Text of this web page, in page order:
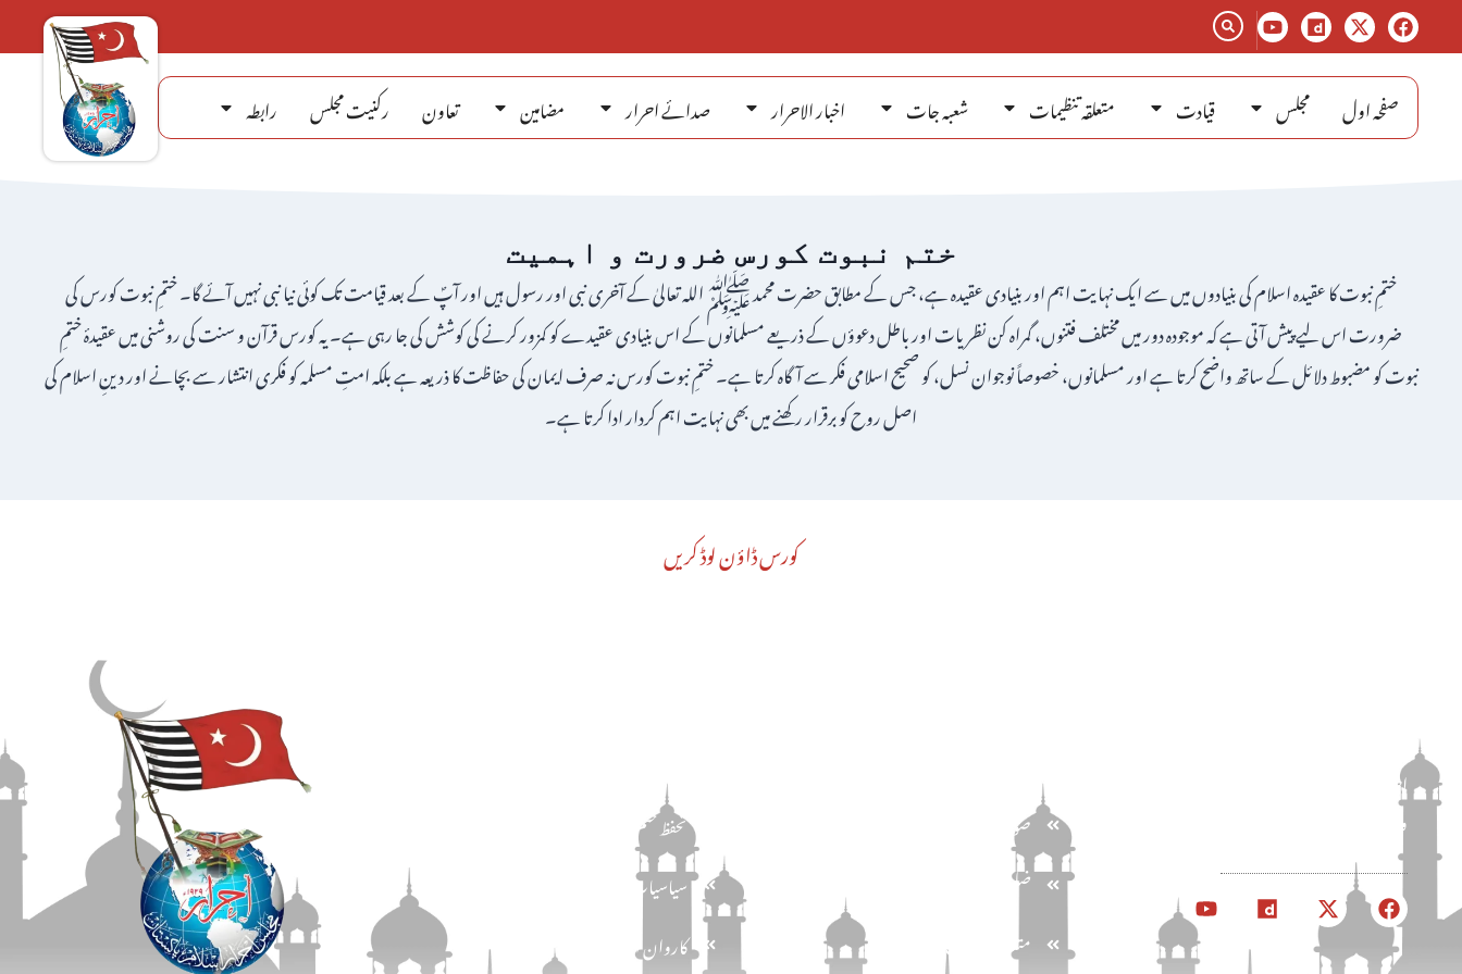
صفحہ اول مجلس قیادت متعلقہ تنظیمات شعبہ جات اخبار الاحرار صدائے احرار مضامین تعاون رکنیت مجلس رابطہ
ختم نبوت کورس ضرورت و اہمیت
ختمِ نبوت کا عقیدہ اسلام کی بنیادوں میں سے ایک نہایت اہم اور بنیادی عقیدہ ہے، جس کے مطابق حضرت محمد ﷺ اللہ تعالیٰ کے آخری نبی اور رسول ہیں اور آپؐ کے بعد قیامت تک کوئی نیا نبی نہیں آئے گا۔ ختمِ نبوت کورس کی
ضرورت اس لیے پیش آتی ہے کہ موجودہ دور میں مختلف فتنوں، گمراہ کن نظریات اور باطل دعوؤں کے ذریعے مسلمانوں کے اس بنیادی عقیدے کو کمزور کرنے کی کوشش کی جا رہی ہے۔ یہ کورس قرآن و سنت کی روشنی میں عقیدۂ ختمِ
نبوت کو مضبوط دلائل کے ساتھ واضح کرتا ہے اور مسلمانوں، خصوصاً نوجوان نسل، کو صحیح اسلامی فکر سے آگاہ کرتا ہے۔ ختمِ نبوت کورس نہ صرف ایمان کی حفاظت کا ذریعہ ہے بلکہ امتِ مسلمہ کو فکری انتشار سے بچانے اور دینِ اسلام کی
اصل روح کو برقرار رکھنے میں بھی نہایت اہم کردار ادا کرتا ہے۔
کورس ڈاؤن لوڈ کریں
وحدت روڈ ، لاہور ، پاکستان
صوبائی خبریں
ضلعی خبریں
متعلقہ تنظیمات کی خبریں
تحفظ ختم نبوت
سیاسیات
کاروان احرار